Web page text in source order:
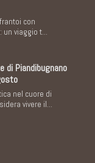
con
viaggio t...
di Piandibugnano
nel cuore di
vivere il...